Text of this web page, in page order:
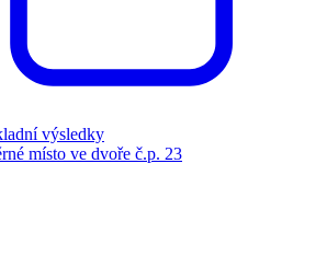
výsledky
místo ve dvoře č.p. 23